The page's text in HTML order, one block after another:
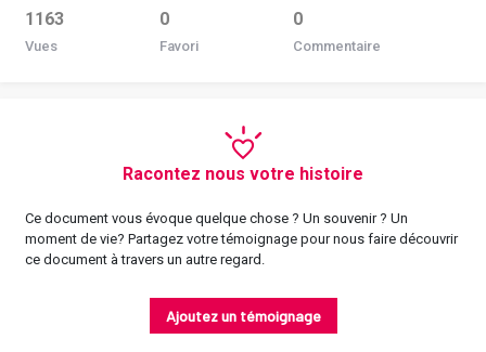
1163
Vues
0
Favori
0
Commentaire
Racontez nous votre histoire
Ce document vous évoque quelque chose ? Un souvenir ? Un
moment de vie? Partagez votre témoignage pour nous faire découvrir
ce document à travers un autre regard.
Ajoutez un témoignage